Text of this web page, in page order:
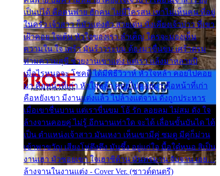
เป็นบ่ได้ คือคนพ่าย ฮักคน ไม่มีใครสน เขาไม่เห็นคน ที่อยู่
ในครัว เจ้าสาว ก็มัวแต่งตัว สวยเด่น นั่งเคียงเจ้าบ่าว ที่เขา
เฝ้าคอย ใจเต้น หัวใจของเรา ลำเค็ญ ใครจะมองเห็น
ความใน ใจ เศร้า มันร้าวระบม ต้องมาขื่นขม เศร้าตรม
ท่ามความสุขี ช่วยงานเขาแต่ง แต่เรา แล้งมาหลายปี
เมื่อไรหนอจะ โชคดี ได้มีพิธีวิวาห์ หัวใจหล้า คอยไปคอย
มา คือหน้าที่เก่า หัวใจหล้า คอยไปคอยมา คือหน้าที่เก่า
คือหยังเขา มีงานแต่งแล้ว ไปล้างแต่จาน ดั่งถูกประหาร
เมื่อเขาชื่นบาน แต่เราขื่นขม โอ้ รัก ลอยลม ไม่สม ดัง ใจ
ล้างจานคอยคู่ ไม่รู้ อีกนานเท่าใด จะได้ เลื่อนขั้นบันได ได้
เป็น ตำแหน่งเจ้าสาว มันเหงา เห็นเขามีคู่ ซมดู มีคู่ก็ม่วน
เข้าพาขวัญ เสียงโห่ตึงตึง มันซึ้ง อยู่แก่ใจ มื้อใด๋หนอ สิเป็น
งานเฮา มัวซอยเขา ใจเฮาซิด้าน มันทรมาน จับจาน เอย…
ล้างจานในงานแต่ง - Cover Ver. (ซาวด์ดนตรี)